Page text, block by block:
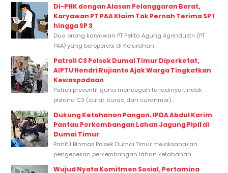
Di-PHK dengan Alasan Pelanggaran Berat,
Karyawan PT PAA Klaim Tak Pernah Terima SP 1
hingga SP 3
Dua orang karyawan PT Pelita Agung Agrindustri (PT
PAA) yang beroperasi di Kelurahan...
Patroli C3 Polsek Dumai Timur Diperketat,
AIPTU Hendri Rujianto Ajak Warga Tingkatkan
Kewaspadaan
Patroli preventif guna mencegah terjadinya tindak
pidana C3 (curat, curas, dan curanmor)...
Dukung Ketahanan Pangan, IPDA Abdul Karim
Pantau Perkembangan Lahan Jagung Pipil di
Dumai Timur
Panit 1 Binmas Polsek Dumai Timur melaksanakan
pengecekan perkembangan lahan ketahanan...
Wujud Nyata Komitmen Sosial, Pertamina